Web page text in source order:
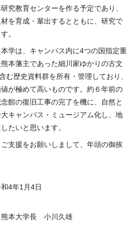
究教育センターを作る予定であり、
を育成・輩出するとともに、研究で
。
学は、キャンパス内に4つの国指定重
本藩主であった細川家ゆかりの古文
む歴史資料群を所有・管理しており、
が極めて高いものです。約６年前の
館の復旧工事の完了を機に、自然と
キャンパス・ミュージアム化し、地
たいと思います。
支援をお願いしまして、年頭の御挨
4年1 月4日
小川久雄